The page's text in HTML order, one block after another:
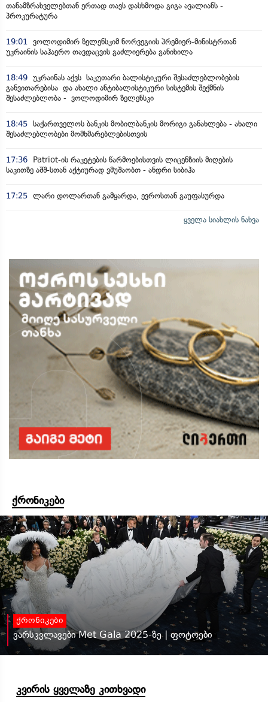
თანამზრახველებთან ერთად თავს დასხმოდა გიგა ავალიანს -
პროკურატურა
19:01
ვოლოდიმირ ზელენსკიმ ნორვეგიის პრემიერ-მინისტრთან
უკრაინის საჰაერო თავდაცვის გაძლიერება განიხილა
18:49 უკრაინას აქვს საკუთარი ბალისტიკური შესაძლებლობების
განვითარებისა და ახალი ანტიბალისტიკური სისტემის შექმნის
შესაძლებლობა - ვოლოდიმირ ზელენსკი
18:45 საქართველოს ბანკის მობილბანკის მორიგი განახლება - ახალი
შესაძლებლობები მომხმარებლებისთვის
17:36
Patriot-ის რაკეტების წარმოებისთვის ლიცენზიის მიღების
საკითზე აშშ-სთან აქტიურად ვმუშაობთ - ანდრი სიბიჰა
17:25 ლარი დოლართან გამყარდა, ევროსთან გაუფასურდა
ყველა სიახლის ნახვა
ქრონიკები
ქრონიკები
ვარსკვლავები Met Gala 2025-ზე | ფოტოები
კვირის ყველაზე კითხვადი